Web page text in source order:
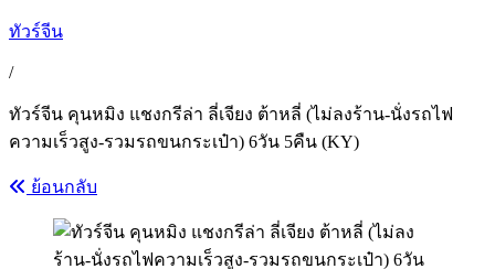
ทัวร์จีน
/
ทัวร์จีน คุนหมิง แชงกรีล่า ลี่เจียง ต้าหลี่ (ไม่ลงร้าน-นั่งรถไฟ
ความเร็วสูง-รวมรถขนกระเป๋า) 6วัน 5คืน (KY)
ย้อนกลับ